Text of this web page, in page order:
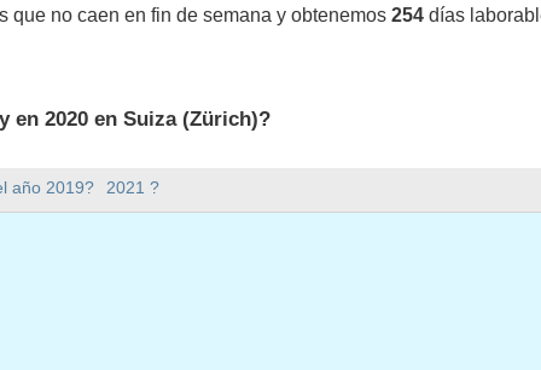
año 2019? 2021 ?
que no caen en fin de semana y obtenemos 254 días
en 2020 en Suiza (Zürich)?